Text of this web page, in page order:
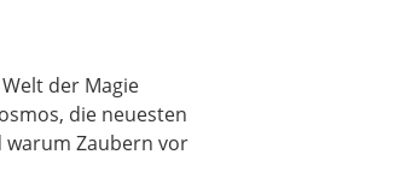
der Magie
die neuesten
warum Zaubern vor